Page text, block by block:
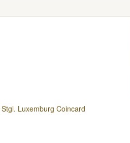
Luxemburg Coincard